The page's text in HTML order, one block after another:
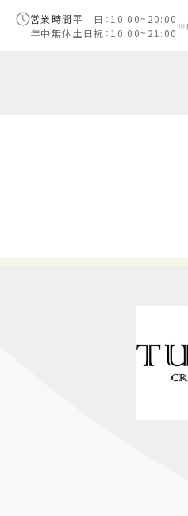
営業時間平 日：10:00~20:00
年中無休土日祝：10:00~21:00 ※